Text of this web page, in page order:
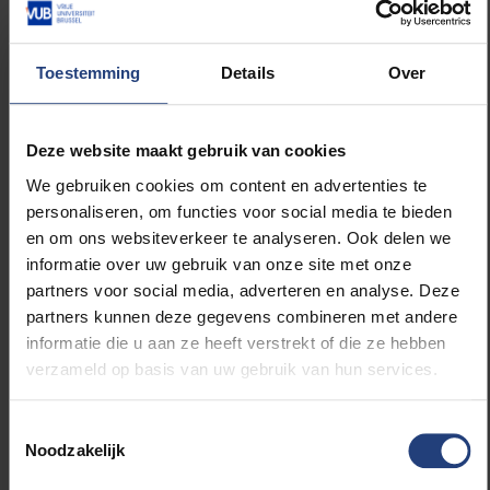
Toestemming Details Over
Deze website maakt gebruik van cookies
We gebruiken cookies om content en advertenties te
personaliseren, om functies voor social media te bieden
en om ons websiteverkeer te analyseren. Ook delen we
informatie over uw gebruik van onze site met onze
partners voor social media, adverteren en analyse. Deze
partners kunnen deze gegevens combineren met andere
informatie die u aan ze heeft verstrekt of die ze hebben
verzameld op basis van uw gebruik van hun services.
Noodzakelijk
water verminderd met 20%. Er stelt zich overduidelijk
voorradige zoet water is ook nog eens zeer ongelijk
verdeeld over de verschillende continenten. Vooral
over een bijzonder kleine hoeveelheid zoet water.
Het kostbare water wordt bovendien verspild,
vervuild en slecht beheerd.
Van Molle: “De manier waarop we de
coronapandemie hebben aangepakt geeft weer
hoezeer waterschaarste in onze westerse wereld een
echte ‘ver-van-ons-bed-show’ is. In 2020 stierven 1
miljoen mensen aan corona. Alle mogelijke middelen
geïnvesteerd … Tijdens datzelfde jaar stierven meer